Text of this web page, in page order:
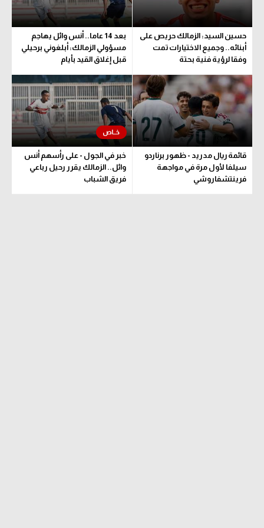
تحليل في الجول
حكايات في الجول
كويز في الجول
فيديو في الجول
حكايات في الجول
كويز في الجول
فيديو في الجول
حسين السيد: الزمالك حريص على
أبنائه.. وجميع الاختيارات تمت
وفقا لرؤية فنية بحتة
بعد 14 عاما.. أنس وائل يهاجم
مسؤولي الزمالك: أبلغوني برحيلي
قبل إغلاق القيد بأيام
قائمة ريال مدريد - ظهور برناردو
سيلفا لأول مرة في مواجهة
فرينتشفاروشي
خبر في الجول - على رأسهم أنس
وائل.. الزمالك يقرر رحيل رباعي
فريق الشباب